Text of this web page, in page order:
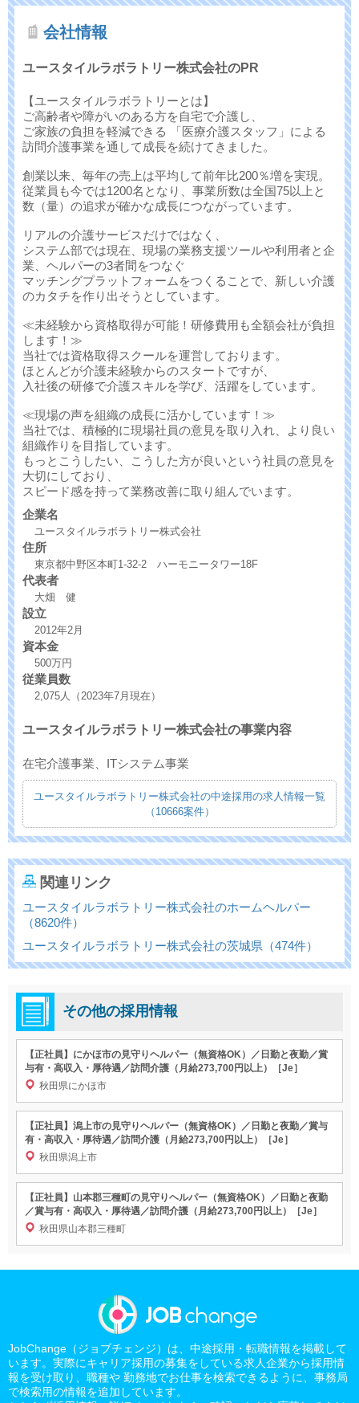
会社情報
ユースタイルラボラトリー株式会社のPR
【ユースタイルラボラトリーとは】
ご高齢者や障がいのある方を自宅で介護し、
ご家族の負担を軽減できる 「医療介護スタッフ」による
訪問介護事業を通して成長を続けてきました。
創業以来、毎年の売上は平均して前年比200％増を実現。
従業員も今では1200名となり、事業所数は全国75以上と
数（量）の追求が確かな成長につながっています。
リアルの介護サービスだけではなく、
システム部では現在、現場の業務支援ツールや利用者と企
業、ヘルパーの3者間をつなぐ
マッチングプラットフォームをつくることで、新しい介護
のカタチを作り出そうとしています。
≪未経験から資格取得が可能！研修費用も全額会社が負担
します！≫
当社では資格取得スクールを運営しております。
ほとんどが介護未経験からのスタートですが、
入社後の研修で介護スキルを学び、活躍をしています。
≪現場の声を組織の成長に活かしています！≫
当社では、積極的に現場社員の意見を取り入れ、より良い
組織作りを目指しています。
もっとこうしたい、こうした方が良いという社員の意見を
大切にしており、
スピード感を持って業務改善に取り組んでいます。
企業名
ユースタイルラボラトリー株式会社
住所
東京都中野区本町1-32-2 ハーモニータワー18F
代表者
大畑 健
設立
2012年2月
資本金
500万円
従業員数
2,075人（2023年7月現在）
ユースタイルラボラトリー株式会社の事業内容
在宅介護事業、ITシステム事業
ユースタイルラボラトリー株式会社の中途採用の求人情報一覧
（10666案件）
関連リンク
ユースタイルラボラトリー株式会社のホームヘルパー
（8620件）
ユースタイルラボラトリー株式会社の茨城県（474件）
その他の採用情報
【正社員】にかほ市の見守りヘルパー（無資格OK）／日勤と夜勤／賞
与有・高収入・厚待遇／訪問介護（月給273,700円以上）［Je］
秋田県にかほ市
【正社員】潟上市の見守りヘルパー（無資格OK）／日勤と夜勤／賞与
有・高収入・厚待遇／訪問介護（月給273,700円以上）［Je］
秋田県潟上市
【正社員】山本郡三種町の見守りヘルパー（無資格OK）／日勤と夜勤
／賞与有・高収入・厚待遇／訪問介護（月給273,700円以上）［Je］
秋田県山本郡三種町
JobChange（ジョブチェンジ）は、中途採用・転職情報を掲載して
います。実際にキャリア採用の募集をしている求人企業から採用情
報を受け取り、職種や 勤務地でお仕事を検索できるように、事務局
で検索用の情報を追加しています。